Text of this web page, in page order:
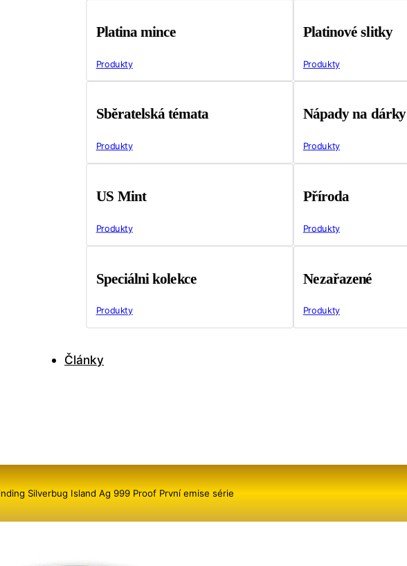
Platina mince
Produkty
Platinové slitky
Produkty
Sběratelská témata
Produkty
Nápady na dárky
Produkty
US Mint
Produkty
Příroda
Produkty
Speciálni kolekce
Produkty
Nezařazené
Produkty
Články
Silverbug Island Ag 999 Proof První emise série